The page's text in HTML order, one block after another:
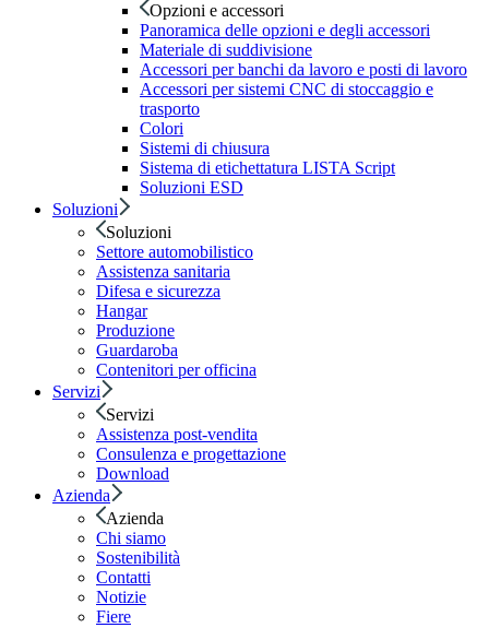
Opzioni e accessori
Panoramica delle opzioni e degli accessori
Materiale di suddivisione
Accessori per banchi da lavoro e posti di lavoro
Accessori per sistemi CNC di stoccaggio e
trasporto
Colori
Sistemi di chiusura
Sistema di etichettatura LISTA Script
Soluzioni ESD
Soluzioni
Soluzioni
Settore automobilistico
Assistenza sanitaria
Difesa e sicurezza
Hangar
Produzione
Guardaroba
Contenitori per officina
Servizi
Servizi
Assistenza post-vendita
Consulenza e progettazione
Download
Azienda
Azienda
Chi siamo
Sostenibilità
Contatti
Notizie
Fiere